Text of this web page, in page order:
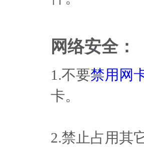
网络安全：
1.不要禁用网
卡。
2.禁止占用其